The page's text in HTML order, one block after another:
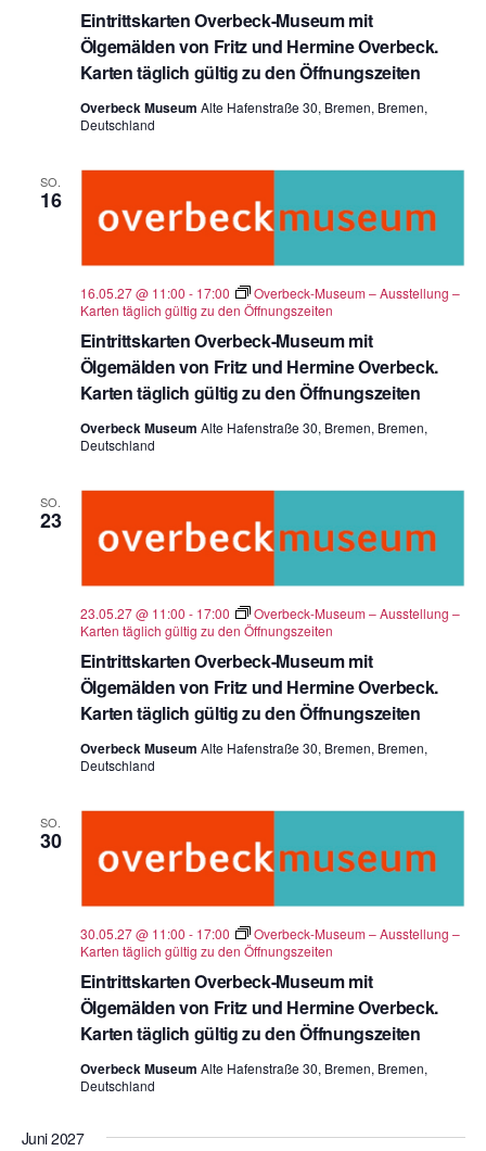
Eintrittskarten Overbeck-Museum mit
Ölgemälden von Fritz und Hermine Overbeck.
Karten täglich gültig zu den Öffnungszeiten
Overbeck Museum Alte Hafenstraße 30, Bremen, Bremen,
Deutschland
SO.
16
Eintrittskarten Overbeck-Museum mit
Ölgemälden von Fritz und Hermine Overbeck.
Karten täglich gültig zu den Öffnungszeiten
16.05.27 @ 11:00 - 17:00
Overbeck-Museum – Ausstellung –
Karten täglich gültig zu den Öffnungszeiten
Overbeck Museum Alte Hafenstraße 30, Bremen, Bremen,
Deutschland
SO.
23
Eintrittskarten Overbeck-Museum mit
Ölgemälden von Fritz und Hermine Overbeck.
Karten täglich gültig zu den Öffnungszeiten
23.05.27 @ 11:00 - 17:00
Overbeck-Museum – Ausstellung –
Karten täglich gültig zu den Öffnungszeiten
Overbeck Museum Alte Hafenstraße 30, Bremen, Bremen,
Deutschland
SO.
30
Eintrittskarten Overbeck-Museum mit
Ölgemälden von Fritz und Hermine Overbeck.
Karten täglich gültig zu den Öffnungszeiten
30.05.27 @ 11:00 - 17:00
Overbeck-Museum – Ausstellung –
Karten täglich gültig zu den Öffnungszeiten
Overbeck Museum Alte Hafenstraße 30, Bremen, Bremen,
Deutschland
Juni 2027